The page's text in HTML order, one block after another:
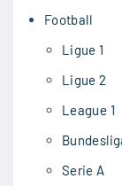
Football
Ligue 1
Ligue 2
League 1
Serie A